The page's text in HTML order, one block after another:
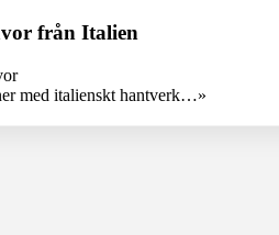
från Italien
med italienskt hantverk…»